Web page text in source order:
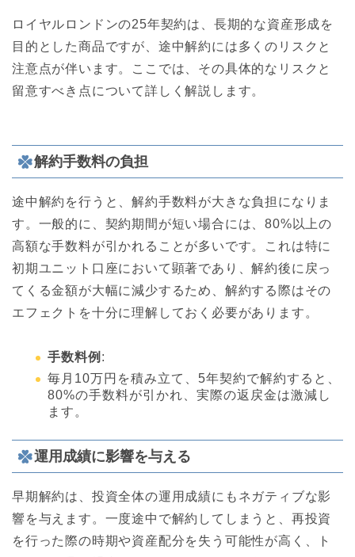
ロイヤルロンドンの25年契約は、長期的な資産形成を
目的とした商品ですが、途中解約には多くのリスクと
注意点が伴います。ここでは、その具体的なリスクと
留意すべき点について詳しく解説します。
解約手数料の負担
途中解約を行うと、解約手数料が大きな負担になりま
す。一般的に、契約期間が短い場合には、80%以上の
高額な手数料が引かれることが多いです。これは特に
初期ユニット口座において顕著であり、解約後に戻っ
てくる金額が大幅に減少するため、解約する際はその
エフェクトを十分に理解しておく必要があります。
手数料例 :
毎月10万円を積み立て、5年契約で解約すると、
80%の手数料が引かれ、実際の返戻金は激減し
ます。
運用成績に影響を与える
早期解約は、投資全体の運用成績にもネガティブな影
響を与えます。一度途中で解約してしまうと、再投資
を行った際の時期や資産配分を失う可能性が高く、ト